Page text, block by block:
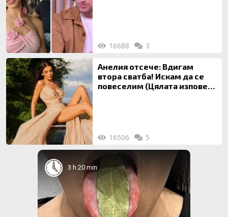
16688 3
Анелия отсече: Вдигам
втора сватба! Искам да се
повеселим (Цялата изповед
16506 5
3 h 20 min